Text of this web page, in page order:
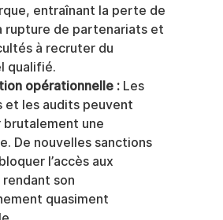
entraînant la perte de
rupture de partenariats et
à recruter du
qualifié.
opérationnelle : Les
et les audits peuvent
brutalement une
De nouvelles sanctions
l’accès aux
rendant son
quasiment